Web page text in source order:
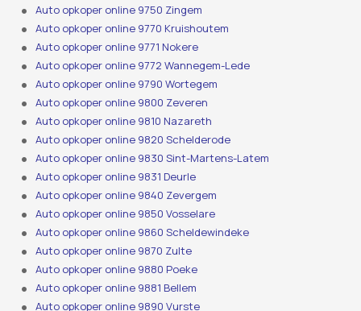
Auto opkoper online 9750 Zingem
Auto opkoper online 9770 Kruishoutem
Auto opkoper online 9771 Nokere
Auto opkoper online 9772 Wannegem-Lede
Auto opkoper online 9790 Wortegem
Auto opkoper online 9800 Zeveren
Auto opkoper online 9810 Nazareth
Auto opkoper online 9820 Schelderode
Auto opkoper online 9830 Sint-Martens-Latem
Auto opkoper online 9831 Deurle
Auto opkoper online 9840 Zevergem
Auto opkoper online 9850 Vosselare
Auto opkoper online 9860 Scheldewindeke
Auto opkoper online 9870 Zulte
Auto opkoper online 9880 Poeke
Auto opkoper online 9881 Bellem
Auto opkoper online 9890 Vurste